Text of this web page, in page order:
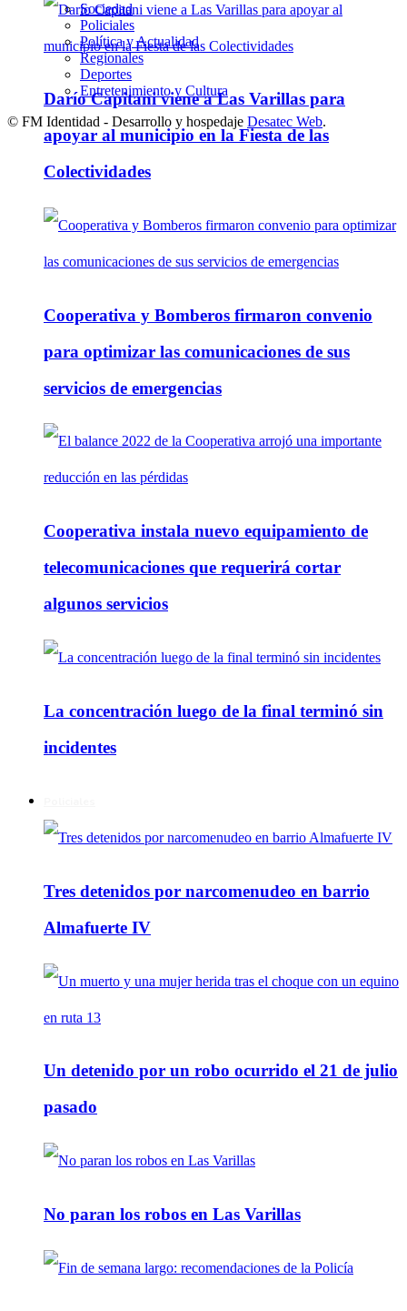
Darío Capitani viene a Las Varillas para
apoyar al municipio en la Fiesta de las
Colectividades
Cooperativa y Bomberos firmaron convenio
para optimizar las comunicaciones de sus
servicios de emergencias
Cooperativa instala nuevo equipamiento de
telecomunicaciones que requerirá cortar
algunos servicios
La concentración luego de la final terminó sin
incidentes
Tres detenidos por narcomenudeo en barrio
Almafuerte IV
Un detenido por un robo ocurrido el 21 de julio
pasado
No paran los robos en Las Varillas
Sociedad
Policiales
Política y Actualidad
Regionales
Deportes
Entretenimiento y Cultura
© FM Identidad - Desarrollo y hospedaje Desatec Web.